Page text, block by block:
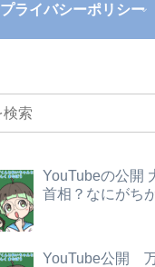
プライバシーポリシー
YouTubeの公開
首相？なにがち
YouTube公開